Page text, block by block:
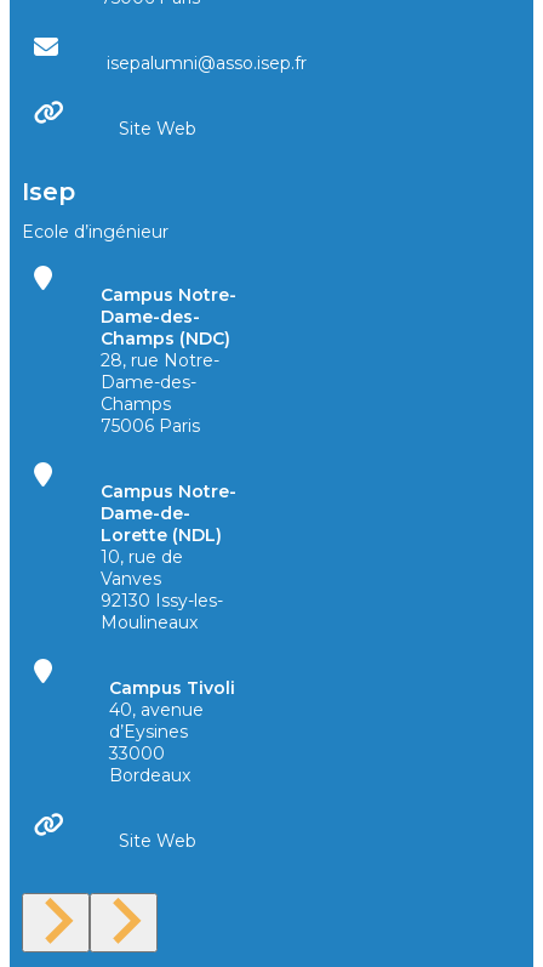
isepalumni@asso.isep.fr
Site Web
Isep
Ecole d’ingénieur
Campus Notre-
Dame-des-
Champs (NDC)
28, rue Notre-
Dame-des-
Champs
75006 Paris
Campus Notre-
Dame-de-
Lorette (NDL)
10, rue de
Vanves
92130 Issy-les-
Moulineaux
Campus Tivoli
40, avenue
d’Eysines
33000
Bordeaux
Site Web